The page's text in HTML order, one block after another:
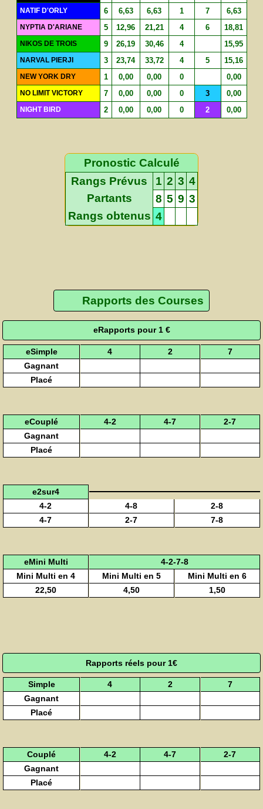
NATIF D'ORLY 6 6,63 6,63 1 7 6,63
NYPTIA D'ARIANE 5 12,96 21,21 4 6 18,81
NIKOS DE TROIS 9 26,19 30,46 4 15,95
NARVAL PIERJI 3 23,74 33,72 4 5 15,16
NEW YORK DRY 1 0,00 0,00 0 0,00
NO LIMIT VICTORY 7 0,00 0,00 0 3 0,00
NIGHT BIRD 2 0,00 0,00 0 2 0,00
Pronostic Calculé
Rangs Prévus
1 2 3 4
Partants
8 5 9 3
Rangs obtenus 4
Rapports des Courses
eRapports pour 1 €
eSimple 4 2
7
Gagnant
Placé
eCouplé 4-2 4-7
2-7
Gagnant
Placé
e2sur4
4-2
4-8
2-8
4-7
2-7 7-8
eMini Multi
4-2-7-8
Mini Multi en 4
Mini Multi en 5
Mini Multi en 6
22,50
4,50 1,50
Rapports réels pour 1€
Simple 4 2
7
Gagnant
Placé
Couplé 4-2 4-7
2-7
Gagnant
Placé